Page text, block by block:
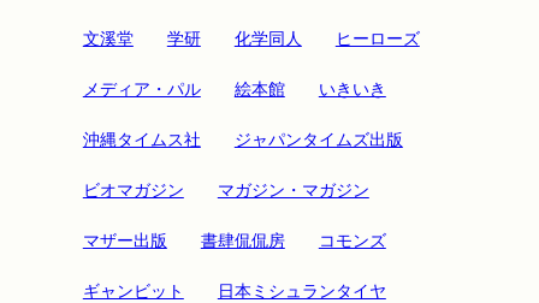
文溪堂 学研 化学同人 ヒーローズ
メディア・パル 絵本館 いきいき
沖縄タイムス社 ジャパンタイムズ出版
ビオマガジン マガジン・マガジン
マザー出版 書肆侃侃房 コモンズ
ギャンビット 日本ミシュランタイヤ